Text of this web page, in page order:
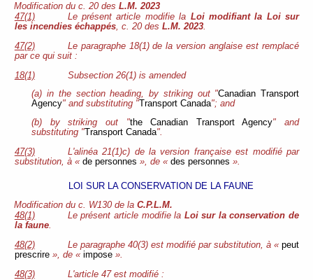
Modification du c. 20 des L.M. 2023
47(1)
Le présent article modifie la Loi modifiant la Loi sur
les incendies échappés, c. 20 des L.M. 2023.
47(2)
Le paragraphe 18(1) de la version anglaise est remplacé
par ce qui suit :
18(1)
Subsection 26(1) is amended
(a) in the section heading, by striking out "Canadian Transport
Agency" and substituting " Transport Canada"; and
(b) by striking out "the Canadian Transport Agency" and
substituting " Transport Canada".
47(3)
L'alinéa 21(1)c) de la version française est modifié par
substitution, à « de personnes », de « des personnes ».
LOI SUR LA CONSERVATION DE LA FAUNE
Modification du c. W130 de la C.P.L.M.
48(1)
Le présent article modifie la Loi sur la conservation de
la faune.
48(2)
Le paragraphe 40(3) est modifié par substitution, à « peut
prescrire», de « impose».
48(3)
L'article 47 est modifié :